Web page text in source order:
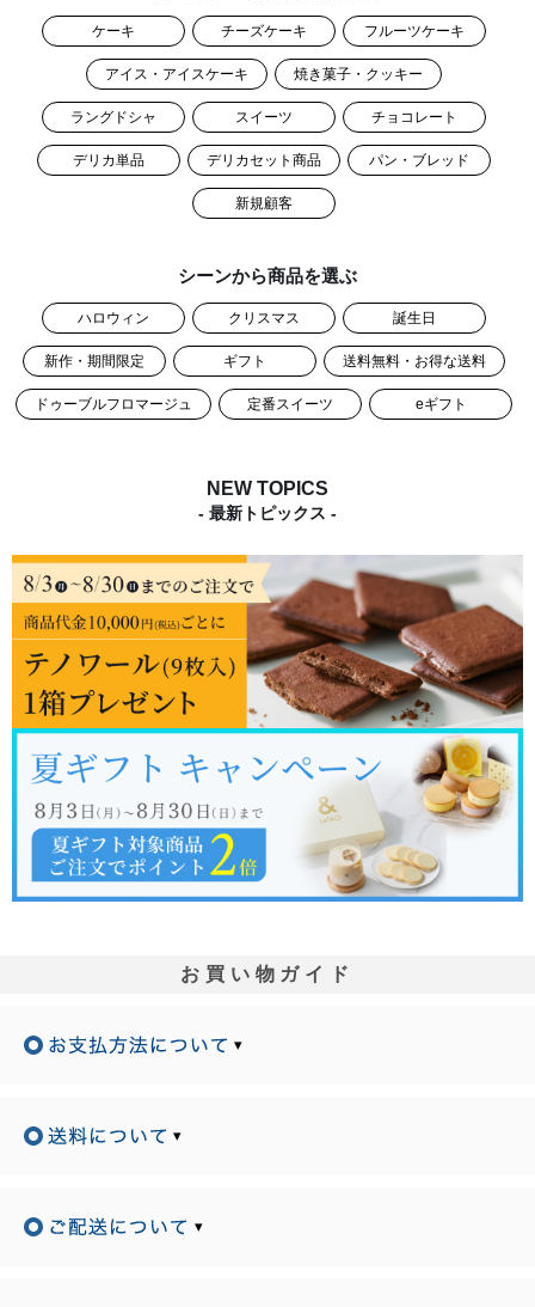
ケーキ チーズケーキ フルーツケーキ
アイス・アイスケーキ 焼き菓子・クッキー
ラングドシャ スイーツ チョコレート
デリカ単品 デリカセット商品 パン・ブレッド
新規顧客
シーンから商品を選ぶ
ハロウィン クリスマス 誕生日
新作・期間限定 ギフト 送料無料・お得な送料
ドゥーブルフロマージュ 定番スイーツ eギフト
NEW TOPICS
- 最新トピックス -
お買い物ガイド
▾
▾
▾